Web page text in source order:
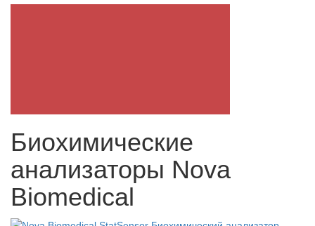
Биохимические
анализаторы Nova
Biomedical